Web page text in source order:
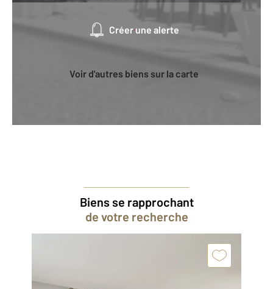
Créer une alerte
Voir d'autres biens sur la carte
Biens se rapprochant
de votre recherche